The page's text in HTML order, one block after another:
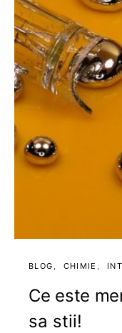
BLOG CHIMIE
Ce este
sa stii!